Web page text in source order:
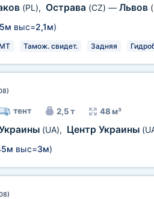
(PL), Острава (CZ) — Львов
выс=2,1м)
Тамож. свидет. Задняя
тент 2,5 т 48 м³
(UA), Центр Украины
выс=3м)